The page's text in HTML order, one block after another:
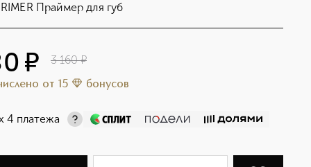
Праймер для губ
¤ 3 160 ¤
от 15 бонусов
4 платежа